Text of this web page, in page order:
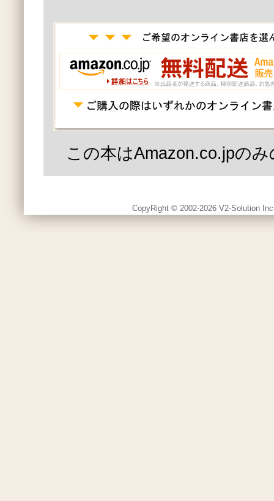
この本はAmazon.co.jpの
CopyRight © 2002-2026 V2-Solution